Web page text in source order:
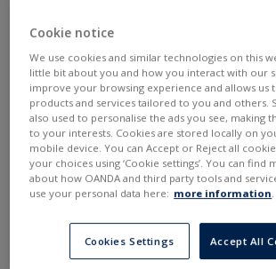
Cookie notice
We use cookies and similar technologies on this
little bit about you and how you interact with our
improve your browsing experience and allows
products and services tailored to you and others.
also used to personalise the ads you see, making
to your interests. Cookies are stored locally on
mobile device. You can Accept or Reject all
your choices using ‘Cookie settings’. You can
about how OANDA and third party tools and
use your personal data here: more information.
Cookies Settings Accept All